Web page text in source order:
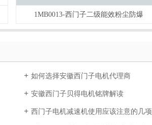
1MB0013-西门子二级能效粉尘防爆
如何选择安徽西门子电机代理商
安徽西门子贝得电机铭牌解读
西门子电机减速机使用应该注意的几项